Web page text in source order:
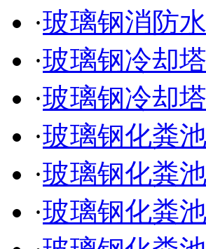
·玻璃钢消防
·玻璃钢冷却
·玻璃钢冷却
·玻璃钢化粪
·玻璃钢化粪
·玻璃钢化粪